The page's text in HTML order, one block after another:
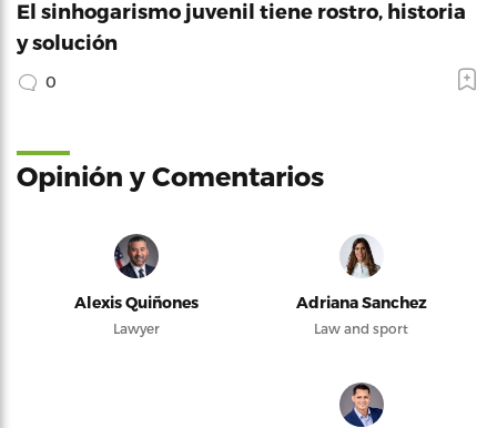
El sinhogarismo juvenil tiene rostro, historia
y solución
0
Opinión y Comentarios
Alexis Quiñones
Lawyer
Adriana Sanchez
Law and sport